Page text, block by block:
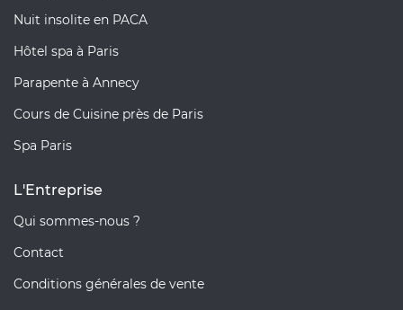
Nuit insolite en PACA
Hôtel spa à Paris
Parapente à Annecy
Cours de Cuisine près de Paris
Spa Paris
L'Entreprise
Qui sommes-nous ?
Contact
Conditions générales de vente